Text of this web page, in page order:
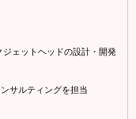
ェットヘッドの設計・開発
サルティングを担当